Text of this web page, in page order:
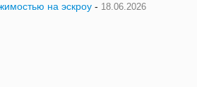
на эскроу - 18.06.2026